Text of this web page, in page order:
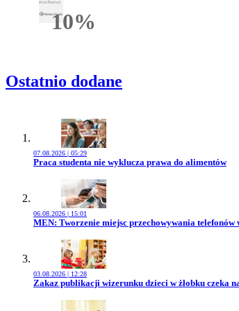
10%Rabatu
Ostatnio dodane
07.08.2026 | 05:29
Przejdź do artykułu:
Praca studenta nie wyklucza prawa do alimentów
06.08.2026 | 15:01
Przejdź do artykułu:
MEN: Tworzenie miejsc przechowywania telefonów
03.08.2026 | 12:28
Przejdź do artykułu:
Zakaz publikacji wizerunku dzieci w żłobku czeka